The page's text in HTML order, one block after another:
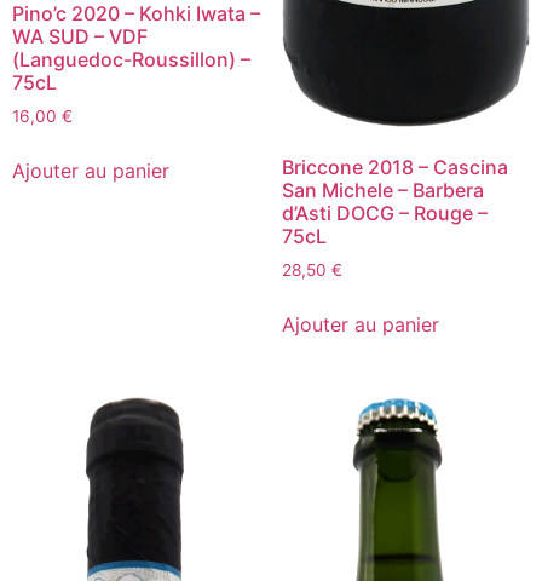
Pino’c 2020 – Kohki Iwata –
WA SUD – VDF
(Languedoc-Roussillon) –
75cL
16,00 €
de
Pino'c
Roussillon)
Ajouter au panier
Briccone 2018 – Cascina
San Michele – Barbera
d’Asti DOCG – Rouge –
75cL
28,50 €
de
Briccone
Ajouter au panier